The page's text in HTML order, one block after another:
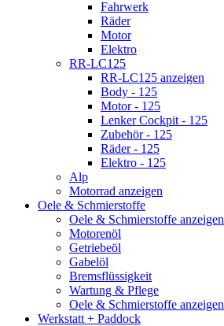
Fahrwerk
Räder
Motor
Elektro
RR-LC125
RR-LC125 anzeigen
Body - 125
Motor - 125
Lenker Cockpit - 125
Zubehör - 125
Räder - 125
Elektro - 125
Alp
Motorrad anzeigen
Oele & Schmierstoffe
Oele & Schmierstoffe anzeigen
Motorenöl
Getriebeöl
Gabelöl
Bremsflüssigkeit
Wartung & Pflege
Oele & Schmierstoffe anzeigen
Werkstatt + Paddock